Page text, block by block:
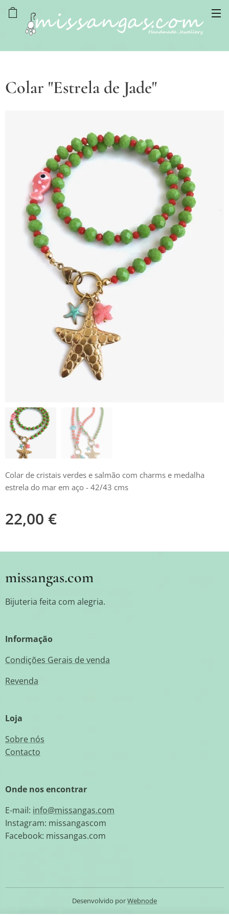
Colar "Estrela de Jade"
Colar de cristais verdes e salmão com charms e medalha
estrela do mar em aço - 42/43 cms
22,00 €
missangas.com
Bijuteria feita com alegria.
Informação
Condições Gerais de venda
Revenda
Loja
Sobre nós
Contacto
Onde nos encontrar
E-mail: info@missangas.com
Instagram: missangascom
Facebook: missangas.com
Desenvolvido porWebnode